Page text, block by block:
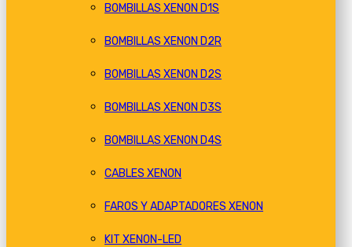
BOMBILLAS XENON D1S
BOMBILLAS XENON D2R
BOMBILLAS XENON D2S
BOMBILLAS XENON D3S
BOMBILLAS XENON D4S
CABLES XENON
FAROS Y ADAPTADORES XENON
KIT XENON-LED